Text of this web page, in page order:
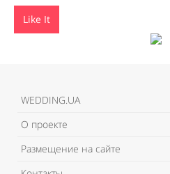
Like It
WEDDING.UA
О проекте
Размещение на сайте